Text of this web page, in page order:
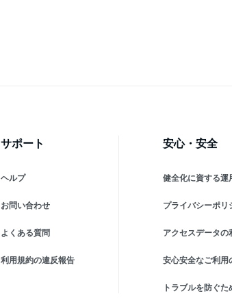
サポート
ヘルプ
お問い合わせ
よくある質問
利用規約の違反報告
安心・安全
健全化に資する運
プライバシーポリ
アクセスデータの
安心安全なご利用
トラブルを防ぐた